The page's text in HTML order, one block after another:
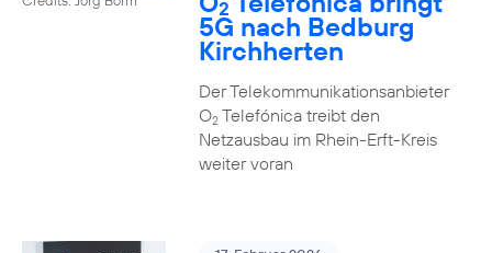
2
5G nach Bedburg
Kirchherten
Der Telekommunikationsanbieter
O2Telefónica treibt den
Netzausbau im Rhein-Erft-Kreis
weiter voran